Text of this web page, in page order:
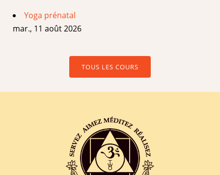
Yoga prénatal
mar., 11 août 2026
TOUS LES COURS